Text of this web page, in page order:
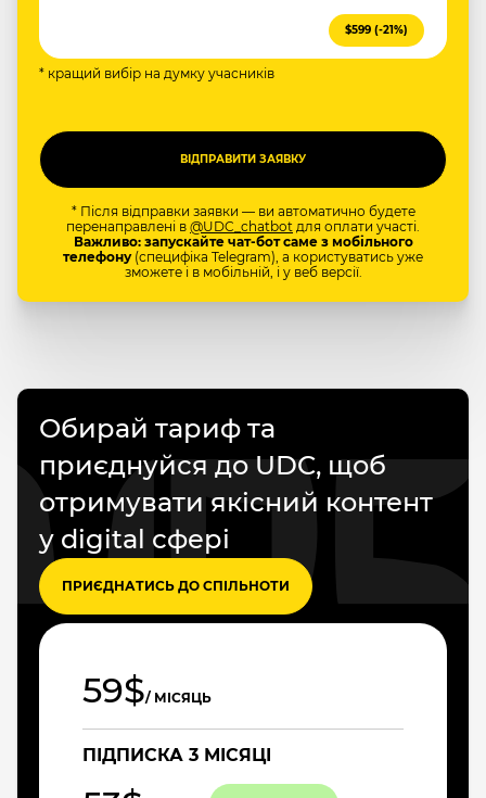
$599 (-21%)
* кращий вибір на думку учасників
* Після відправки заявки — ви автоматично будете
перенаправлені в @UDC_chatbot для оплати участі.
Важливо: запускайте чат-бот саме з мобільного
телефону(специфіка Telegram), а користуватись уже
зможете і в мобільній, і у веб версії.
Обирай тариф та
приєднуйся до UDC, щоб
отримувати якісний контент
у digital сфері
ПРИЄДНАТИСЬ ДО СПІЛЬНОТИ
59$/ МІСЯЦЬ
ПІДПИСКА 3 МІСЯЦІ